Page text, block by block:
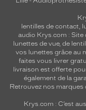
lentilles de contact,
audio Krys.com : Site
lunettes de vue, de
vos lunettes grâce au
faites vous livrer
livraison est offerte
également de la
Retrouvez nos marques
Krys.com : C’est